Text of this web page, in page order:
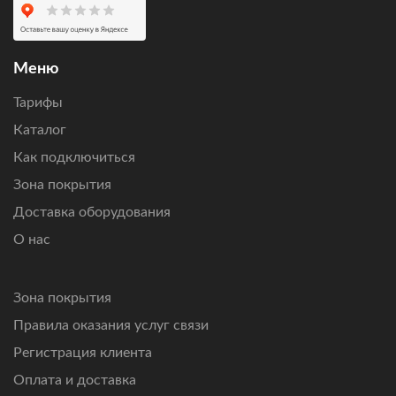
подключения по вашему адресу, получить персональный
расчет стоимости оборудования и ежемесячной
не справляются.
Меню
Тарифы
Каталог
Как подключиться
Зона покрытия
Доставка оборудования
О нас
Зона покрытия
Правила оказания услуг связи
Регистрация клиента
Оплата и доставка